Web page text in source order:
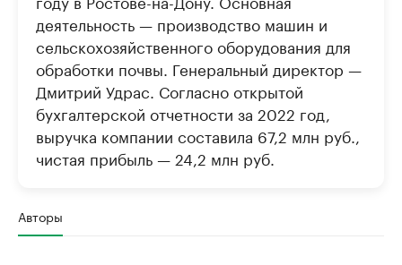
деятельность — производство машин и
сельскохозяйственного оборудования для
обработки почвы. Генеральный директор —
Дмитрий Удрас. Согласно открытой
бухгалтерской отчетности за 2022 год,
выручка компании составила 67,2 млн руб.,
чистая прибыль — 24,2 млн руб.
Авторы